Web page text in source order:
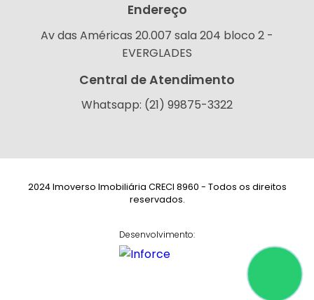
Endereço
Av das Américas 20.007 sala 204 bloco 2 -
EVERGLADES
Central de Atendimento
Whatsapp: (21) 99875-3322
2024 Imoverso Imobiliária CRECI 8960 - Todos os direitos
reservados.
Desenvolvimento: